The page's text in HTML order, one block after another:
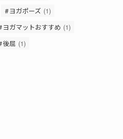
ヨガポーズ (1)
ヨガマットおすすめ (1)
後屈 (1)